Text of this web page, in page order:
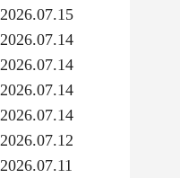
2026.07.15
2026.07.14
2026.07.14
2026.07.14
2026.07.14
2026.07.12
2026.07.11